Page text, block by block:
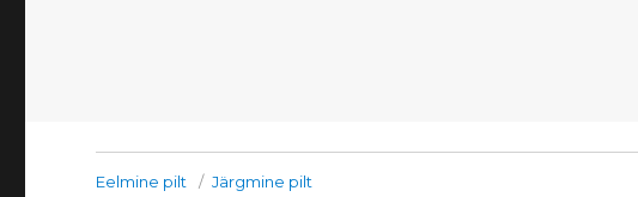
Eelmine pilt Järgmine pilt